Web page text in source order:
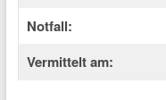
Notfall:
Vermittelt am: